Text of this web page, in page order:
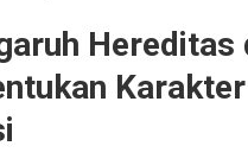
Hereditas